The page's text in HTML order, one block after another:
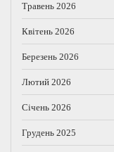
Травень 2026
Квітень 2026
Березень 2026
Лютий 2026
Січень 2026
Грудень 2025